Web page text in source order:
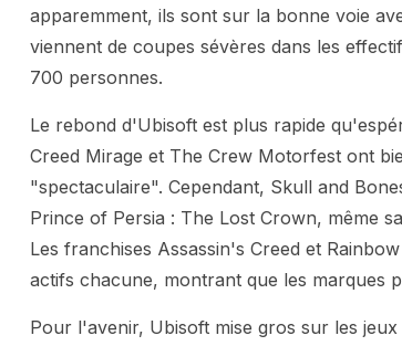
apparemment, ils sont sur la bonne voie
viennent de coupes sévères dans les
700 personnes.
Le rebond d'Ubisoft est plus rapide
Creed Mirage et The Crew Motorfest ont
"spectaculaire". Cependant, Skull and
Prince of Persia : The Lost Crown, même
Les franchises Assassin's Creed et
actifs chacune, montrant que les marques
Pour l'avenir, Ubisoft mise gros sur les